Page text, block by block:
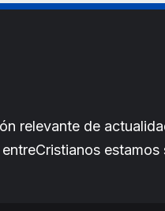
relevante de
estamos